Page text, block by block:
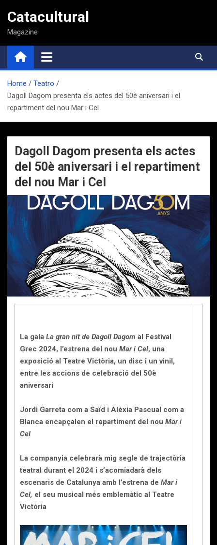
contenido
Catacultural
Magazine
Home
Teatro
Dagoll Dagom presenta els actes del 50è aniversari i el
repartiment del nou Mar i Cel
Dagoll Dagom presenta els actes
del 50è aniversari i el repartiment
del nou Mar i Cel
La gala La gran nit de Dagoll Dagom al Festival
Grec 2024, l’estrena del nou Mar i Cel, una
exposició al Teatre Victòria, un disc i un vinil,
entre les accions de celebració del 50è
aniversari
Jordi Garreta com a Saïd i Alèxia Pascual com a
Blanca encapçalen el repartiment del nou Mar i
Cel
La companyia celebrarà mig segle de trajectòria
teatral durant el 2024 i s’acomiadarà dels
escenaris de Catalunya amb l’estrena de Mar i
Cel, el seu musical més emblemàtic al Teatre
Victòria